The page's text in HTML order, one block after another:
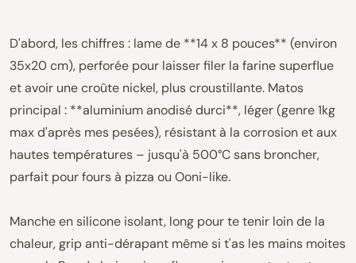
D'abord, les chiffres : lame de **14 x 8 pouces** (environ
35x20 cm), perforée pour laisser filer la farine superflue
et avoir une croûte nickel, plus croustillante. Matos
principal : **aluminium anodisé durci**, léger (genre 1kg
max d'après mes pesées), résistant à la corrosion et aux
hautes températures – jusqu'à 500°C sans broncher,
parfait pour fours à pizza ou Ooni-like.
Manche en silicone isolant, long pour te tenir loin de la
chaleur, grip anti-dérapant même si t'as les mains moites